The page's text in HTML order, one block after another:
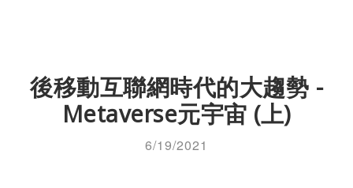
後移動互聯網時代的大趨勢 -
Metaverse元宇宙 (上)
6/19/2021